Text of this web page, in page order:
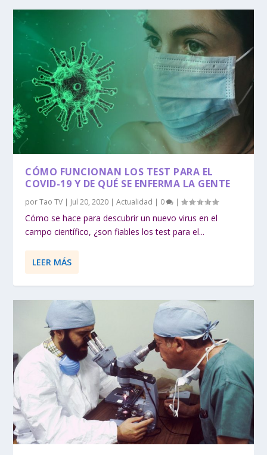
CÓMO FUNCIONAN LOS TEST PARA EL
COVID-19 Y DE QUÉ SE ENFERMA LA GENTE
porTao TV | Jul 20, 2020 |Actualidad | 0 |
Cómo se hace para descubrir un nuevo virus en el
campo científico, ¿son fiables los test para el...
LEER MÁS